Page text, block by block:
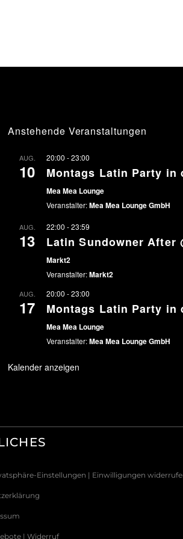
Anstehende Veranstaltungen
AUG.
10
20:00 -23:00
Montags Latin Party in
Mea Mea Lounge
Veranstalter:Mea Mea Lounge GmbH
AUG.
13
22:00 -23:59
Latin Sundowner After
Markt2
Veranstalter:Markt2
AUG.
17
20:00 -23:00
Montags Latin Party in
Mea Mea Lounge
Veranstalter:Mea Mea Lounge GmbH
Kalender anzeigen
Einstellungen | Einwilligungen
| Widerruf